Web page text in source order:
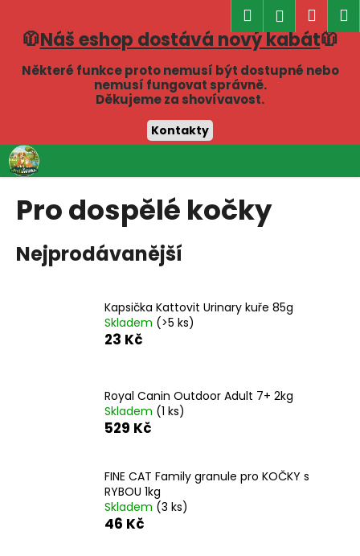
🧥Náš eshop dostává nový kabát🧥
Některé funkce proto nemusí být dostupné nebo
nemusí fungovat správně.
Děkujeme za shovívavost.
Kontakty
Přejít
na
obsah
Hledat
košík
Pro dospělé kočky
Nejprodávanější
Kapsička Kattovit Urinary kuře 85g
Skladem (>5 ks)
23 Kč
Royal Canin Outdoor Adult 7+ 2kg
Skladem (1 ks)
529 Kč
FINE CAT Family granule pro KOČKY s
RYBOU 1kg
Skladem (3 ks)
46 Kč
Zpět
Zpět
o
t
e
u